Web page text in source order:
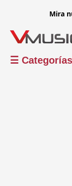
Mira
☰ Categorías